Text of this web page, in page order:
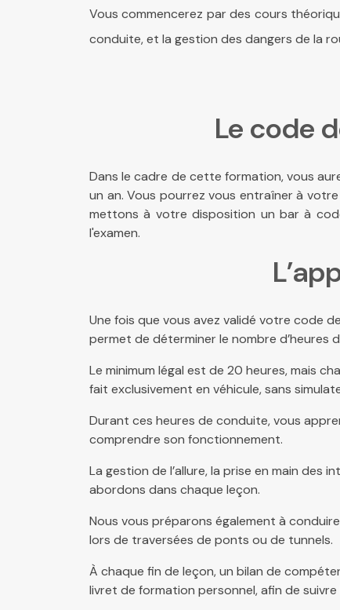
Vous commencerez par des cours
conduite, et la gestion des dangers de la
Le code
Dans le cadre de cette formation, vous
un an. Vous pourrez vous entraîner à
mettons à votre disposition un bar à
l'examen.
Une fois que vous avez validé votre code
permet de déterminer le nombre d’heures
Le minimum légal est de 20 heures, mais
fait exclusivement en véhicule, sans
Durant ces heures de conduite, vous
comprendre son fonctionnement.
La gestion de l’allure, la prise en main des
abordons dans chaque leçon.
Nous vous préparons également à
lors de traversées de ponts ou de tunnels.
À chaque fin de leçon, un bilan de
livret de formation personnel, afin de